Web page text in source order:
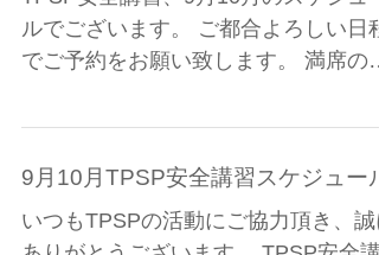
合文化会館での講習は事前支払いが必
須となりま...
TPSP安全講習、9月10月のスケジュー
ルでございます。 ご都合よろしい日程
予約できません。 キャンセルの方が出
ますと、予約できるシステムとなって
おります。...
9月10月TPSP安全講習スケジュール